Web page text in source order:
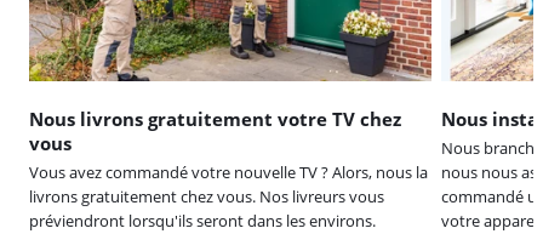
Nous livrons gratuitement votre TV chez
vous
Vous avez commandé votre nouvelle TV ? Alors, nous la
livrons gratuitement chez vous. Nos livreurs vous
préviendront lorsqu'ils seront dans les environs.
Nous
Nous
nous nous
commandé
votre